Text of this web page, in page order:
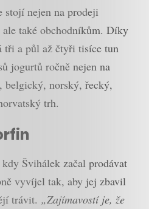
nejen na prodeji
také obchodníkům. Díky
tři a půl až čtyři tisíce tun
jogurtů ročně nejen na
belgický, norský, řecký,
trh.
Švihálek začal prodávat
vyvíjel tak, aby jej zbavil
trávit. „Zajímavostí je, že